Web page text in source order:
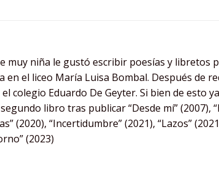
muy niña le gustó escribir poesías y libretos
en el liceo María Luisa Bombal. Después de
Eduardo De Geyter. Si bien de esto
libro tras publicar “Desde mí” (2007),
(2020), “Incertidumbre” (2021), “Lazos”
(2023)